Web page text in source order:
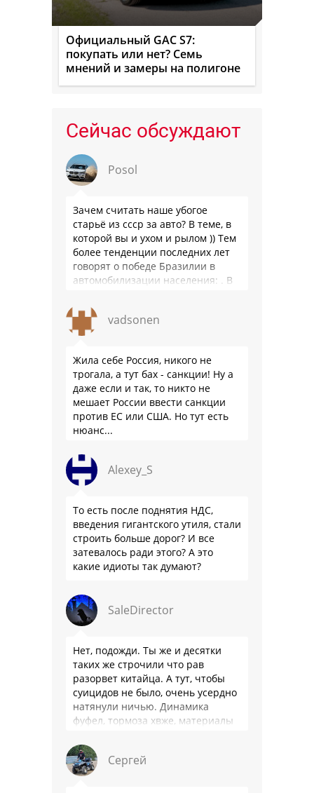
Официальный GAC S7:
покупать или нет? Семь
мнений и замеры на полигоне
Сейчас обсуждают
Posol
Зачем считать наше убогое
старьё из ссср за авто? В теме, в
которой вы и ухом и рылом )) Тем
более тенденции последних лет
говорят о победе Бразилии в
автомобилизации населения: . В
vadsonen
Жила себе Россия, никого не
трогала, а тут бах - санкции! Ну а
даже если и так, то никто не
мешает России ввести санкции
против ЕС или США. Но тут есть
нюанс...
Alexey_S
То есть после поднятия НДС,
введения гигантского утиля, стали
строить больше дорог? И все
затевалось ради этого? А это
какие идиоты так думают?
SaleDirector
Нет, подожди. Ты же и десятки
таких же строчили что рав
разорвет китайца. А тут, чтобы
суицидов не было, очень усердно
натянули ничью. Динамика
фуфел, тормоза хвже, материалы
Сергей